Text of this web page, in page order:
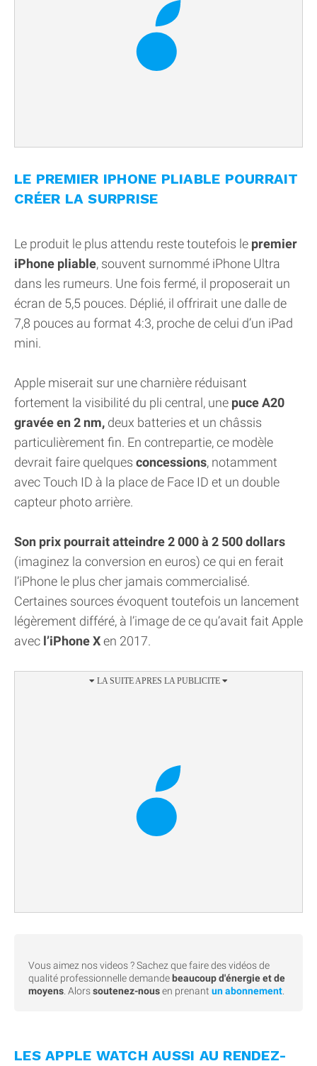
LE PREMIER IPHONE PLIABLE POURRAIT
CRÉER LA SURPRISE
Le produit le plus attendu reste toutefois le premier
iPhone pliable, souvent surnommé iPhone Ultra
dans les rumeurs. Une fois fermé, il proposerait un
écran de 5,5 pouces. Déplié, il offrirait une dalle de
7,8 pouces au format 4:3, proche de celui d’un iPad
mini.
Apple miserait sur une charnière réduisant
fortement la visibilité du pli central, une puce A20
gravée en 2 nm, deux batteries et un châssis
particulièrement fin. En contrepartie, ce modèle
devrait faire quelques concessions, notamment
avec Touch ID à la place de Face ID et un double
capteur photo arrière.
Son prix pourrait atteindre 2 000 à 2 500 dollars
(imaginez la conversion en euros) ce qui en ferait
l’iPhone le plus cher jamais commercialisé.
Certaines sources évoquent toutefois un lancement
légèrement différé, à l’image de ce qu’avait fait Apple
avec l’iPhone Xen 2017.
Vous aimez nos videos ? Sachez que faire des vidéos de
qualité professionnelle demande beaucoup d'énergie et de
moyens . Alorssoutenez-nousen prenant un abonnement
LES APPLE WATCH AUSSI AU RENDEZ-